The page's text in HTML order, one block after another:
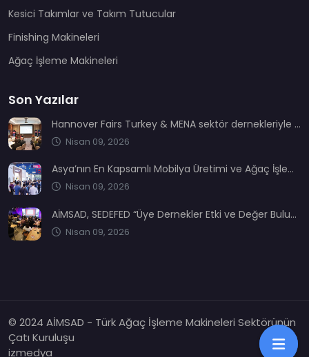
Kesici Takımlar ve Takım Tutucular
Finishing Makineleri
Ağaç İşleme Makineleri
Son Yazılar
Hannover Fairs Turkey & MENA sektör dernekleriyle bir araya geldi
Nisan 09, 2026
Asya’nın En Kapsamlı Mobilya Üretimi ve Ağaç İşleme Fuarı: CIFM / Interzum Guangzhou
Nisan 09, 2026
AİMSAD, SEDEFED “Üye Dernekler Etki ve Değer Buluşması’nda” yerini aldı
Nisan 09, 2026
© 2024 AİMSAD - Türk Ağaç İşleme Makineleri Sektörünün
Çatı Kuruluşu
izmedya